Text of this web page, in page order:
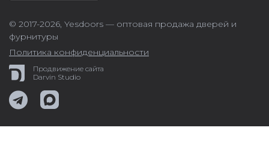
© 2017-2026, Yesdoors — оптовая продажа дверей и
фурнитуры
Политика конфиденциальности
Продвижение сайта
Darvin Studio